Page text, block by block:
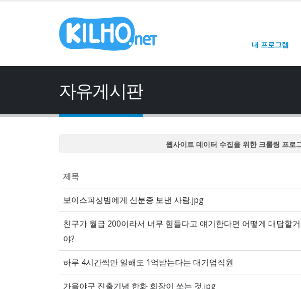
내 프로그램
자유게시판
웹사이트 데이터 수집을 위한 크롤링 프로
웹사이트 데이터 수집을 위한 크롤링 프로
웹사이트 데이터 수집을 위한 크롤링 프로
웹사이트 데이터 수집을 위한 크롤링 프로
제목
보이스피싱범에게 신분증 보낸 사람.jpg
친구가 월급 200이라서 너무 힘들다고 얘기한다면 어떻게 대답할거
야?
하루 4시간씩만 일해도 1억받는다는 대기업직원
가을야구 진출기념 한화 회장이 쏘는 것.jpg